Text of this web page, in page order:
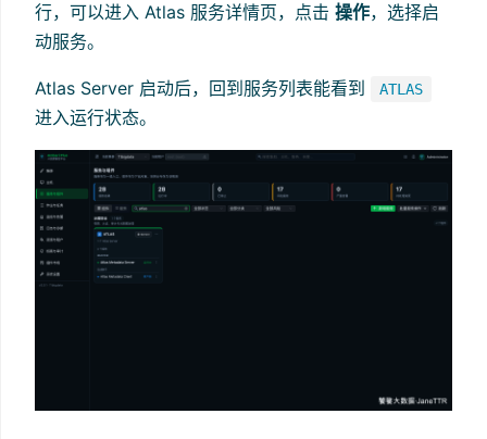
行，可以进入 Atlas 服务详情页，点击 操作，选择启
动服务。
Atlas Server 启动后，回到服务列表能看到 ATLAS
进入运行状态。